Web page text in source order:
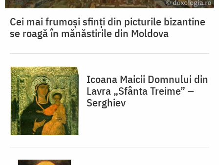
Cei mai frumoși sfinți din picturile bizantine
se roagă în mănăstirile din Moldova
Icoana Maicii Domnului din
Lavra „Sfânta Treime” ‒
Serghiev